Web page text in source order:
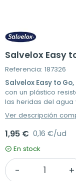
Salvelox Easy
Referencia: 187326
Salvelox Easy to
con un plástico
las heridas del agua
Ver descripción
1,95 € 0,16 €/ud
En stock